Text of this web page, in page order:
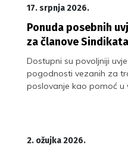
17. srpnja 2026.
Ponuda posebnih
za članove Sindikata
Dostupni su povoljniji
pogodnosti vezanih za
poslovanje kao pomoć u
2. ožujka 2026.